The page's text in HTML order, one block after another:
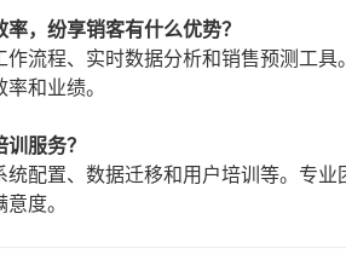
，纷享销客有什么优势？
流程、实时数据分析和销售预测工
和业绩。
服务？
配置、数据迁移和用户培训等。专
度。